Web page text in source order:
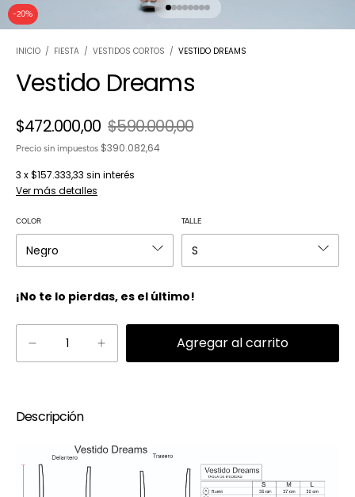
-20%
INICIO / FIESTA / VESTIDOS CORTOS / VESTIDO DREAMS
Vestido Dreams
$472.000,00 $590.000,00
Precio sin impuestos $390.082,64
3 x$157.333,33 sin interés
Ver más detalles
COLOR TALLE
¡No te lo pierdas, es el último!
Descripción